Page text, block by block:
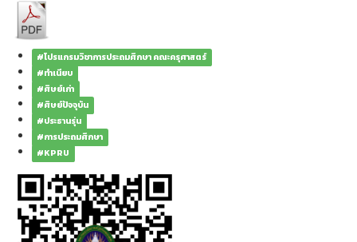
#โปรแกรมวิชาการประถมศึกษา คณะครุศาสตร์
#ทำเนียบ
#ศิษย์เก่า
#ศิษย์ปัจจุบัน
#ประธานรุ่น
#การประถมศึกษา
#KPRU